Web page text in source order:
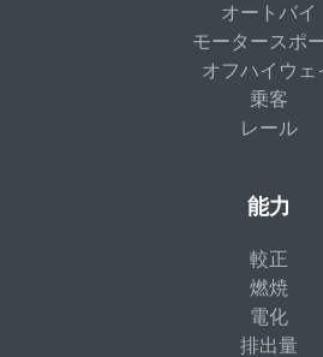
オートバイ
モータースポ
オフハイウェ
乗客
レール
能力
較正
燃焼
電化
排出量